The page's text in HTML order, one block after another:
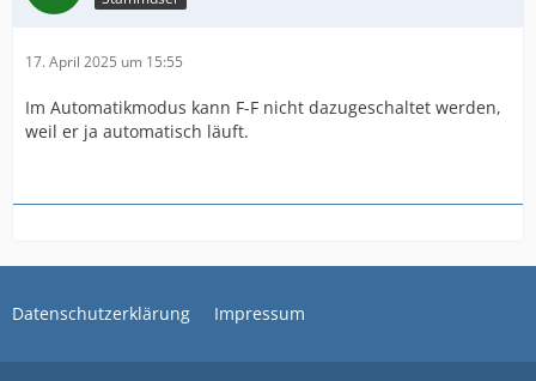
17. April 2025 um 15:55
Im Automatikmodus kann F-F nicht dazugeschaltet werden,
weil er ja automatisch läuft.
Datenschutzerklärung Impressum